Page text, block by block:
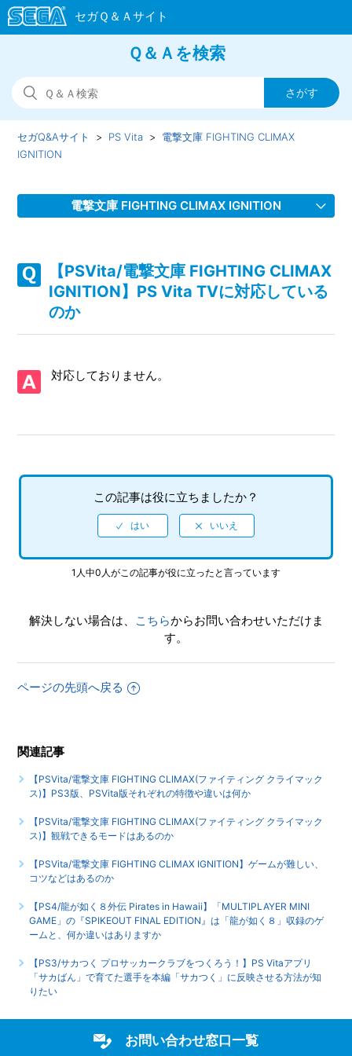
Ｑ＆Ａを検索
セガQ&Aサイト PS Vita
電撃文庫 FIGHTING CLIMAX
IGNITION
電撃文庫 FIGHTING CLIMAX IGNITION
ニュアルのURLを教えてほしい
【PSVita/電撃文庫 FIGHTING CLIMAX IGNITION】PS Vita
TVに対応しているのか
が難しい、コツなどはあるのか
【PSVita/電撃文庫 FIGHTING CLIMAX IGNITION】CPU同
士の対戦を観賞することはできるか
【PSVita/電撃文庫 FIGHTING CLIMAX IGNITION】フルボ
【PSVita/電撃文庫 FIGHTING CLIMAX IGNITION】難易度
【PSVita/電撃文庫 FIGHTING CLIMAX IGNITION】ネット
ーネットプレイ対応しているのか
もっと見る
【PSVita/電撃文庫 FIGHTING CLIMAX
IGNITION】PS Vita TVに対応している
のか
対応しておりません。
この記事は役に立ちましたか？
1人中0人がこの記事が役に立ったと言っています
解決しない場合は、 こちらからお問い合わせいただけま
す。
ページの先頭へ戻る
関連記事
【PSVita/電撃文庫 FIGHTING CLIMAX(ファイティング クライマック
ス)】PS3版、PSVita版それぞれの特徴や違いは何か
【PSVita/電撃文庫 FIGHTING CLIMAX(ファイティング クライマック
ス)】観戦できるモードはあるのか
【PSVita/電撃文庫 FIGHTING CLIMAX IGNITION】ゲームが難しい、
コツなどはあるのか
【PS4/龍が如く８外伝 Pirates in Hawaii】「MULTIPLAYER MINI
GAME」の『SPIKEOUT FINAL EDITION』は「龍が如く８」収録のゲ
ームと、何か違いはありますか
【PS3/サカつく プロサッカークラブをつくろう！】PS Vitaアプリ
「サカばん」で育てた選手を本編「サカつく」に反映させる方法が知
りたい
お問い合わせ窓口一覧